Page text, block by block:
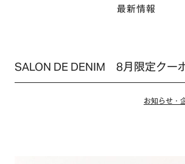
最新情報
SALON DE DENIM 8月限定クー
お知らせ・